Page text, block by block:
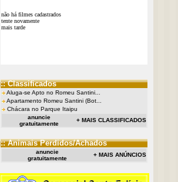
não há filmes cadastrados
tente novamente
mais tarde
:: Classificados
Aluga-se Apto no Romeu Santini...
Apartamento Romeu Santini (Bot...
Chácara no Parque Itaipu
anuncie
gratuitamente
+ MAIS CLASSIFICADOS
:: Animais Perdidos/Achados
anuncie
gratuitamente
+ MAIS ANÚNCIOS